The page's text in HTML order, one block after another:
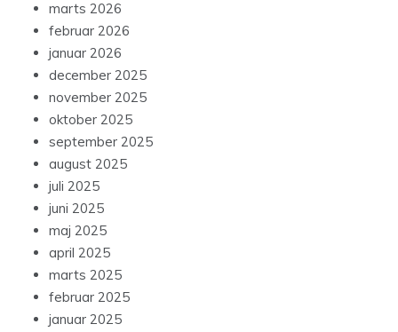
marts 2026
februar 2026
januar 2026
december 2025
november 2025
oktober 2025
september 2025
august 2025
juli 2025
juni 2025
maj 2025
april 2025
marts 2025
februar 2025
januar 2025